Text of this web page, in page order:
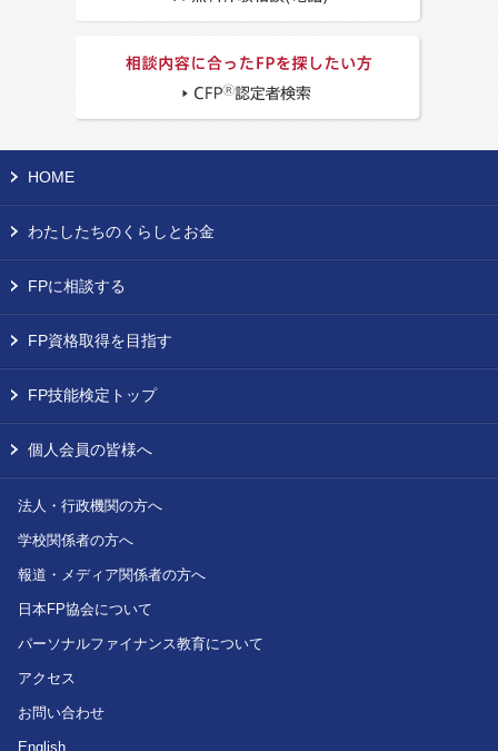
HOME
わたしたちのくらしとお金
FPに相談する
FP資格取得を目指す
FP技能検定トップ
個人会員の皆様へ
法人・行政機関の方へ
学校関係者の方へ
報道・メディア関係者の方へ
日本FP協会について
パーソナルファイナンス教育について
アクセス
お問い合わせ
English